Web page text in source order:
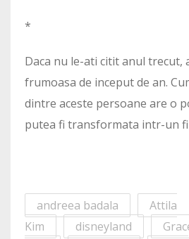
*
Daca nu le-ati citit anul trecut,
frumoasa de inceput de an.
dintre aceste persoane are o
putea fi transformata intr-un
andreea badala
Attila
Kim
disneyland